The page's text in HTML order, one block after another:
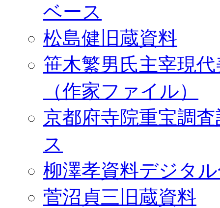
ベース
松島健旧蔵資料
笹木繁男氏主宰現
（作家ファイル）
京都府寺院重宝調
ス
柳澤孝資料デジタ
菅沼貞三旧蔵資料